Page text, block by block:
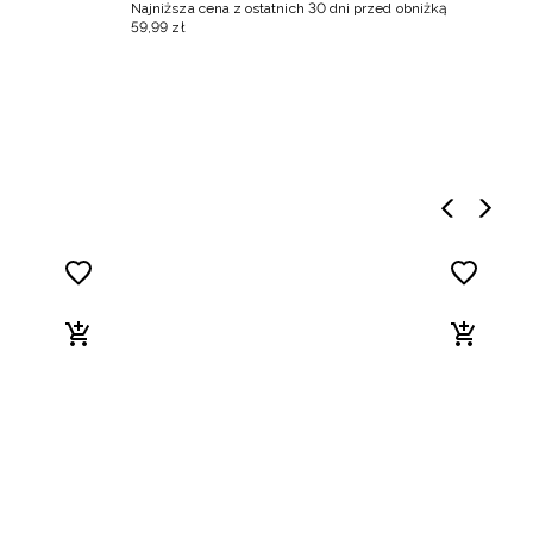
Najniższa cena z ostatnich 30 dni przed obniżką
59,99 zł